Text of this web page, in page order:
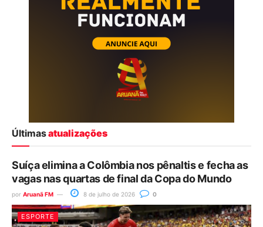
Últimasatualizações
Suíça elimina a Colômbia nos pênaltis e fecha as
vagas nas quartas de final da Copa do Mundo
por Aruanã FM 8 de julho de 2026 0
ESPORTE